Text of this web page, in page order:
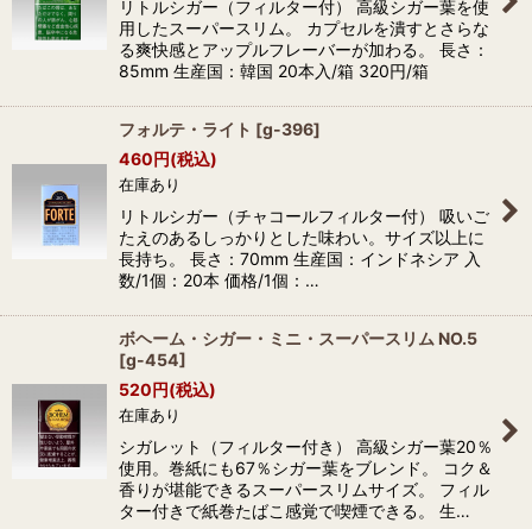
リトルシガー（フィルター付） 高級シガー葉を使
用したスーパースリム。 カプセルを潰すとさらな
る爽快感とアップルフレーバーが加わる。 長さ：
85mm 生産国：韓国 20本入/箱 320円/箱
フォルテ・ライト [g-396]
460円(税込)
在庫あり
リトルシガー（チャコールフィルター付） 吸いご
たえのあるしっかりとした味わい。サイズ以上に
長持ち。 長さ：70mm 生産国：インドネシア 入
数/1個：20本 価格/1個：…
ボヘーム・シガー・ミニ・スーパースリム NO.5
[g-454]
520円(税込)
在庫あり
シガレット（フィルター付き） 高級シガー葉20％
使用。巻紙にも67％シガー葉をブレンド。 コク＆
香りが堪能できるスーパースリムサイズ。 フィル
ター付きで紙巻たばこ感覚で喫煙できる。 生…